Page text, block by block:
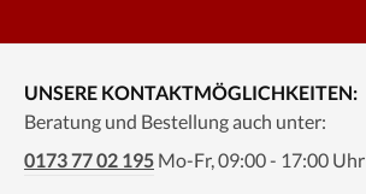
UNSERE KONTAKTMÖGLICHKEITEN:
Beratung und Bestellung auch unter:
0173 77 02 195 Mo-Fr, 09:00 - 17:00 Uhr